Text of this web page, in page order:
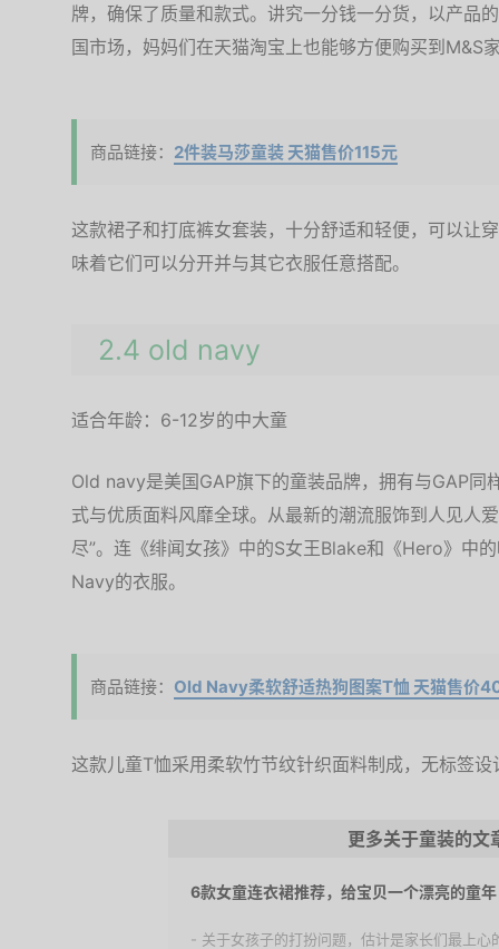
牌，确保了质量和款式。讲究一分钱一分货，以产品
国市场，妈妈们在天猫淘宝上也能够方便购买到M&S
商品链接： 2件装马莎童装 天猫售价115元
这款裙子和打底裤女套装，十分舒适和轻便，可以让
味着它们可以分开并与其它衣服任意搭配。
2.4 old navy
适合年龄：6-12岁的中大童
Old navy是美国GAP旗下的童装品牌，拥有与GAP同
式与优质面料风靡全球。从最新的潮流服饰到人见人
尽”。连《绯闻女孩》中的S女王Blake和《Hero》中
Navy的衣服。
商品链接： Old Navy柔软舒适热狗图案T恤 天猫售价
这款儿童T恤采用柔软竹节纹针织面料制成，无标签
更多关于童装的文
6款女童连衣裙推荐，给宝贝一个漂亮的童年
- 关于女孩子的打扮问题，估计是家长们最上心